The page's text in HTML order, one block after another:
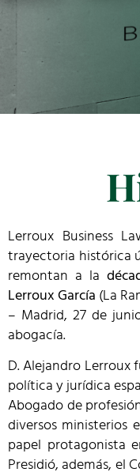
Lerroux Business
trayectoria histórica
remontan a la
Lerroux García (La
– Madrid, 27 de
abogacía.
D. Alejandro Lerroux
política y jurídica
Abogado de
diversos ministerios
papel protagonista
Presidió, además, el